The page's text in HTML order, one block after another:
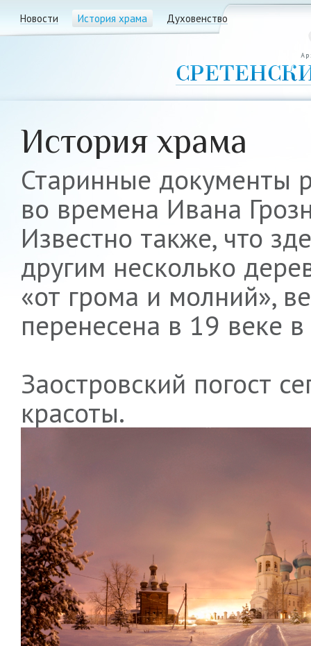
Новости История храма Духовенство
История храма
Старинные документы
во времена Ивана
Известно также, что
другим несколько
«от грома и молний»,
перенесена в 19 веке
Заостровский погост
красоты.